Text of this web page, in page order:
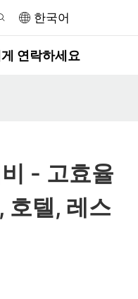
한국어
연락하세요
- 고효율
호텔, 레스